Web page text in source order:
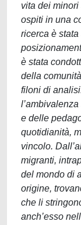
vita dei
ospiti in una
ricerca è
è stata
della
filoni di
e delle
quotidianità,
vincolo.
migranti,
del mondo di
origine,
che li
anch’esso